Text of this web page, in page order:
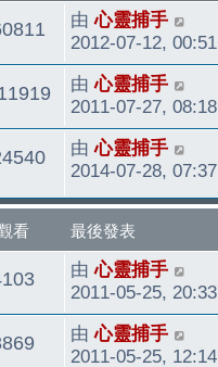
看
最
後
發
表
由心靈捕手
2012-07-12, 00:51
看
最
後
發
表
由心靈捕手
2011-07-27, 08:18
觀
看
最
後
發
由心靈捕手
2014-07-28, 07:37
看 最後發表
觀
看
最
後
發
表
由心靈捕手
2011-05-25, 20:33
最
後
由心靈捕手
2011-05-25, 12:14